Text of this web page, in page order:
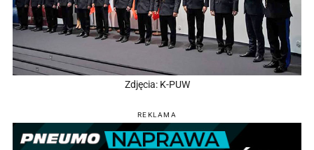
Zdjęcia: K-PUW
REKLAMA